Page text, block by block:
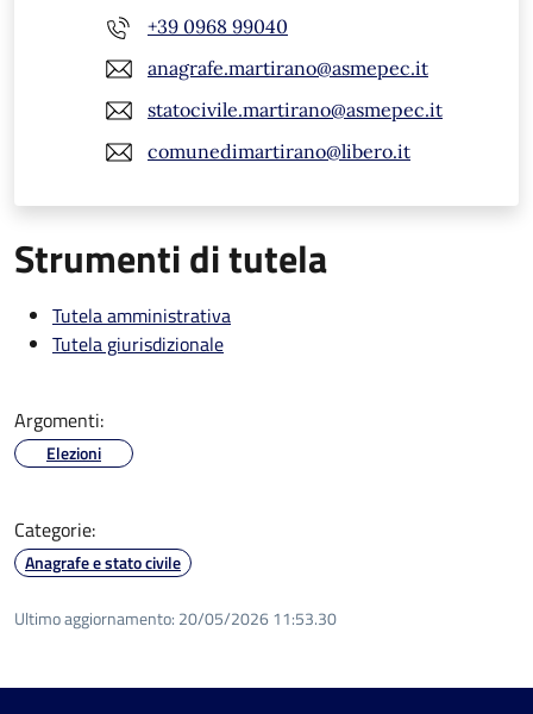
+39 0968 99040
anagrafe.martirano@asmepec.it
statocivile.martirano@asmepec.it
comunedimartirano@libero.it
Strumenti di tutela
Tutela amministrativa
Tutela giurisdizionale
Argomenti:
Elezioni
Categorie:
Anagrafe e stato civile
Ultimo aggiornamento: 20/05/2026 11:53.30